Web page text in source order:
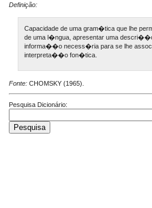
Definição:
Capacidade de uma gram�tica que lhe
de uma l�ngua, apresentar uma
informa��o necess�ria para se lhe
interpreta��o fon�tica.
Fonte: CHOMSKY (1965).
Pesquisa Dicionário: